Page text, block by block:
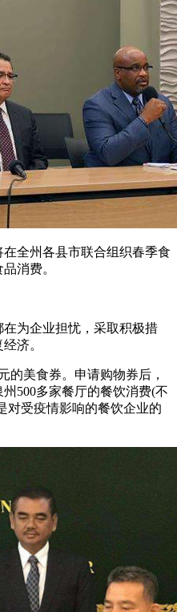
全州各县市联合组织春季食
消费。
为企业担忧，采取积极措
济。
的美食券。申请购物券后，
500多家餐厅的餐饮消费(不
对受疫情影响的餐饮企业的